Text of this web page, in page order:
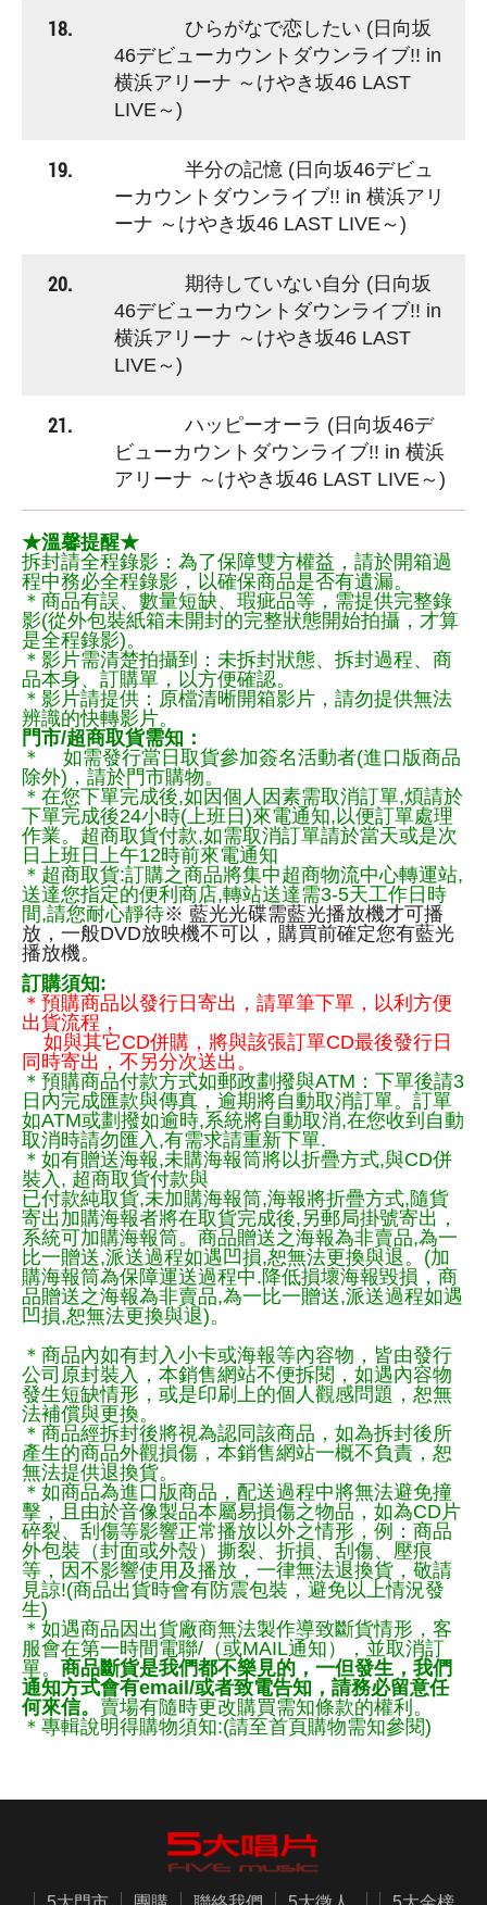
18.
ひらがなで恋したい (日向坂
46デビューカウントダウンライブ!! in
横浜アリーナ ～けやき坂46 LAST
LIVE～)
19.
半分の記憶 (日向坂46デビュ
ーカウントダウンライブ!! in 横浜アリ
ーナ ～けやき坂46 LAST LIVE～)
20.
期待していない自分 (日向坂
46デビューカウントダウンライブ!! in
横浜アリーナ ～けやき坂46 LAST
LIVE～)
21.
ハッピーオーラ (日向坂46デ
ビューカウントダウンライブ!! in 横浜
アリーナ ～けやき坂46 LAST LIVE～)
★溫馨提醒★
拆封請全程錄影：為了保障雙方權益，請於開箱過
程中務必全程錄影，以確保商品是否有遺漏。
＊商品有誤、數量短缺、瑕疵品等，需提供完整錄
影(從外包裝紙箱未開封的完整狀態開始拍攝，才算
是全程錄影)。
＊影片需清楚拍攝到：未拆封狀態、拆封過程、商
品本身、訂購單，以方便確認。
＊影片請提供：原檔清晰開箱影片，請勿提供無法
辨識的快轉影片。
門市/超商取貨需知：
＊ 如需發行當日取貨參加簽名活動者(進口版商品
除外)，請於門市購物。
＊在您下單完成後,如因個人因素需取消訂單,煩請於
下單完成後24小時(上班日)來電通知,以便訂單處理
作業。超商取貨付款,如需取消訂單請於當天或是次
日上班日上午12時前來電通知
＊超商取貨:訂購之商品將集中超商物流中心轉運站,
送達您指定的便利商店,轉站送達需3-5天工作日時
間,請您耐心靜待※ 藍光光碟需藍光播放機才可播
放，一般DVD放映機不可以，購買前確定您有藍光
播放機。
訂購須知:
＊預購商品以發行日寄出，請單筆下單，以利方便
出貨流程，
如與其它CD併購，將與該張訂單CD最後發行日
同時寄出，不另分次送出。
＊預購商品付款方式如郵政劃撥與ATM：下單後請3
日內完成匯款與傳真，逾期將自動取消訂單。訂單
如ATM或劃撥如逾時,系統將自動取消,在您收到自動
取消時請勿匯入,有需求請重新下單.
＊如有贈送海報,未購海報筒將以折疊方式,與CD併
裝入, 超商取貨付款與
已付款純取貨,未加購海報筒,海報將折疊方式,隨貨
寄出加購海報者將在取貨完成後,另郵局掛號寄出，
系統可加購海報筒。商品贈送之海報為非賣品,為一
比一贈送,派送過程如遇凹損,恕無法更換與退。(加
購海報筒為保障運送過程中.降低損壞海報毀損，商
品贈送之海報為非賣品,為一比一贈送,派送過程如遇
凹損,恕無法更換與退)。
＊商品內如有封入小卡或海報等內容物，皆由發行
公司原封裝入，本銷售網站不便拆閱，如遇內容物
發生短缺情形，或是印刷上的個人觀感問題，恕無
法補償與更換。
＊商品經拆封後將視為認同該商品，如為拆封後所
產生的商品外觀損傷，本銷售網站一概不負責，恕
無法提供退換貨。
＊如商品為進口版商品，配送過程中將無法避免撞
擊，且由於音像製品本屬易損傷之物品，如為CD片
碎裂、刮傷等影響正常播放以外之情形，例：商品
外包裝（封面或外殼）撕裂、折損、刮傷、壓痕
等，因不影響使用及播放，一律無法退換貨，敬請
見諒!(商品出貨時會有防震包裝，避免以上情況發
生)
＊如遇商品因出貨廠商無法製作導致斷貨情形，客
服會在第一時間電聯/（或MAIL通知），並取消訂
單。 商品斷貨是我們都不樂見的，一但發生，我們
通知方式會有email/或者致電告知，請務必留意任
何來信。 賣場有隨時更改購買需知條款的權利。
＊專輯說明得購物須知:(請至首頁購物需知參閱)